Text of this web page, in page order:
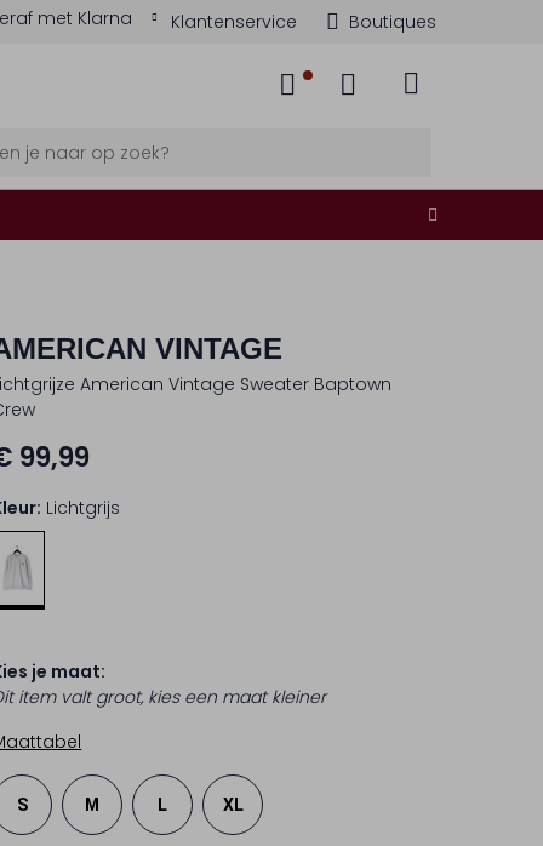
met Klarna Klantenservice Boutiques
VINTAGE
American Vintage Sweater Baptown
99,99
Lichtgrijs
je maat:
item valt groot, kies een maat kleiner
S M L XL